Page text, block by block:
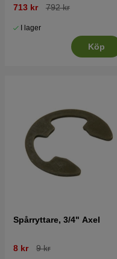
713 kr 792 kr
I lager
Köp
Spårryttare, 3/4" Axel
8 kr 9 kr